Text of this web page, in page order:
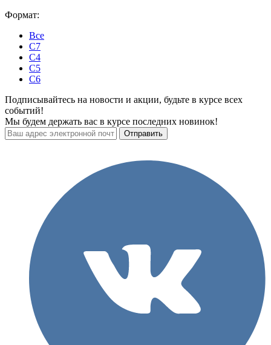
Формат:
Все
C7
С4
С5
С6
Подписывайтесь на новости и акции, будьте в курсе всех
событий!
Мы будем держать вас в курсе последних новинок!